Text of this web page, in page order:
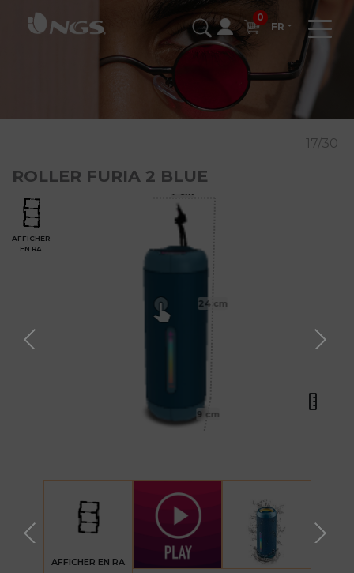
0
FR
17/30
ROLLER FURIA 2 BLUE
AFFICHER
EN RA
9 cm
24 cm
7 cm
AFFICHER EN RA